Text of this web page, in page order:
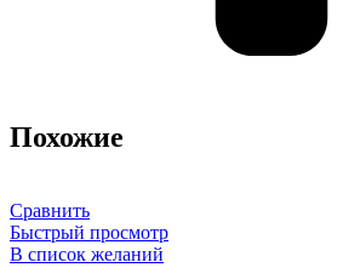
Похожие
Сравнить
Быстрый просмотр
В список желаний